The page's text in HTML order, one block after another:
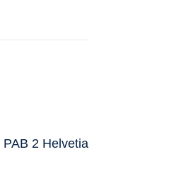
2 Helvetia